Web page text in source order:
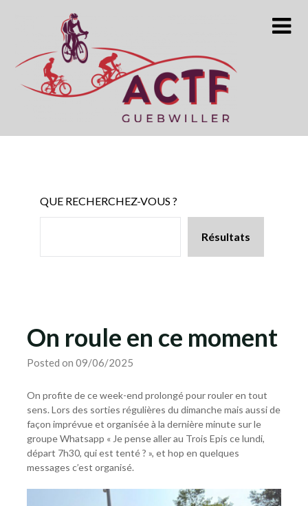
QUE RECHERCHEZ-VOUS ?
Résultats
On roule en ce moment
Posted on 09/06/2025
On profite de ce week-end prolongé pour rouler en tout
sens. Lors des sorties régulières du dimanche mais aussi de
façon imprévue et organisée à la dernière minute sur le
groupe Whatsapp « Je pense aller au Trois Epis ce lundi,
départ 7h30, qui est tenté ? », et hop en quelques
messages c’est organisé.